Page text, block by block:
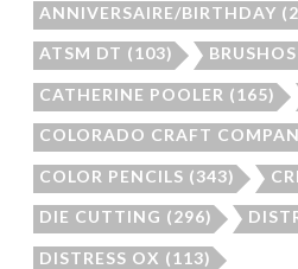
ANNIVERSAIRE/BIRTHDAY
ATSM DT (103) BRUSHOS
CATHERINE POOLER (165)
COLORADO CRAFT
COLOR PENCILS (343)
DIE CUTTING (296)
DISTRESS OX (113)